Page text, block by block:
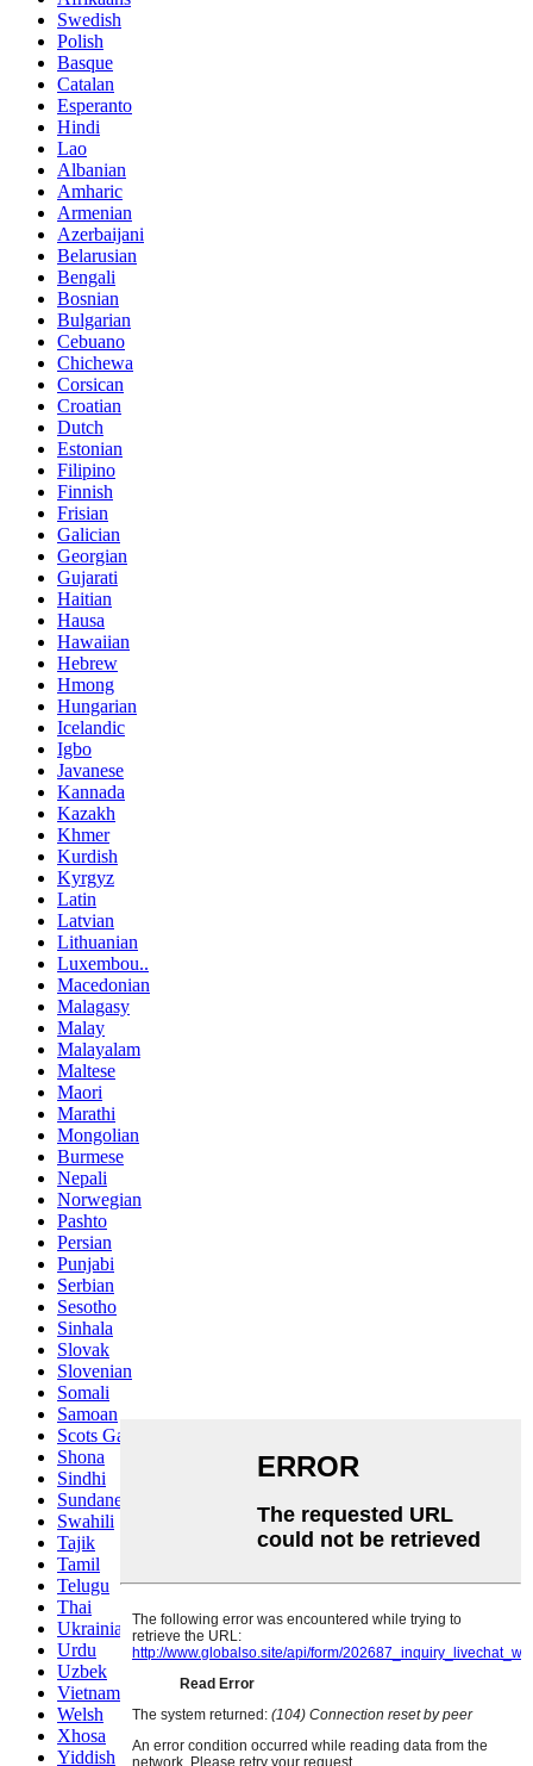
Swedish
Polish
Basque
Catalan
Esperanto
Hindi
Lao
Albanian
Amharic
Armenian
Azerbaijani
Belarusian
Bengali
Bosnian
Bulgarian
Cebuano
Chichewa
Corsican
Croatian
Dutch
Estonian
Filipino
Finnish
Frisian
Galician
Georgian
Gujarati
Haitian
Hausa
Hawaiian
Hebrew
Hmong
Hungarian
Icelandic
Igbo
Javanese
Kannada
Kazakh
Khmer
Kurdish
Kyrgyz
Latin
Latvian
Lithuanian
Luxembou..
Macedonian
Malagasy
Malay
Malayalam
Maltese
Maori
Marathi
Mongolian
Burmese
Nepali
Norwegian
Pashto
Persian
Punjabi
Serbian
Sesotho
Sinhala
Slovak
Slovenian
Somali
Samoan
Scots Gaelic
Shona
Sindhi
Sundanese
Swahili
Tajik
Tamil
Telugu
Thai
Ukrainian
Urdu
Uzbek
Vietnamese
Welsh
Xhosa
Yiddish